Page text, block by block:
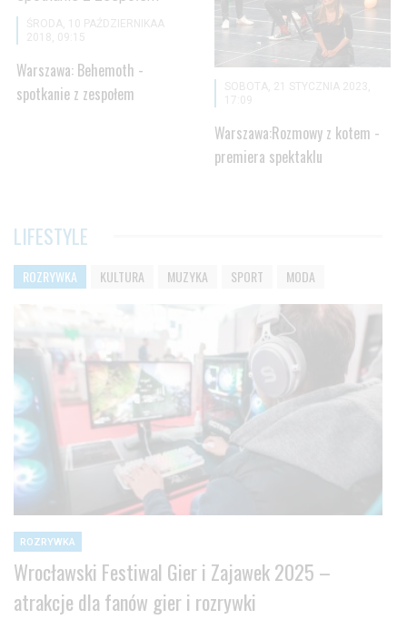
ŚRODA, 10 PAŹDZIERNIKAA
2018, 09:15
Warszawa: Behemoth -
spotkanie z zespołem
SOBOTA, 21 STYCZNIA 2023,
17:09
Warszawa:Rozmowy z kotem -
premiera spektaklu
LIFESTYLE
ROZRYWKA KULTURA MUZYKA SPORT MODA
ROZRYWKA
Wrocławski Festiwal Gier i Zajawek 2025 –
atrakcje dla fanów gier i rozrywki